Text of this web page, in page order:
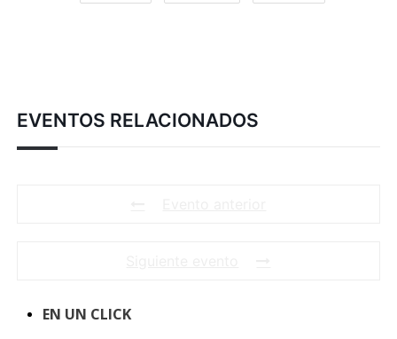
EVENTOS RELACIONADOS
EN UN CLICK